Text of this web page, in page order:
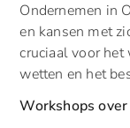
Ondernemen in
en kansen met
cruciaal voor het
wetten en het
Workshops